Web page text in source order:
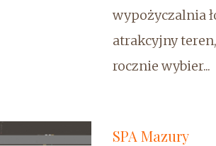
wypożyczalnia
atrakcyjny
rocznie wybier...
SPA Mazury